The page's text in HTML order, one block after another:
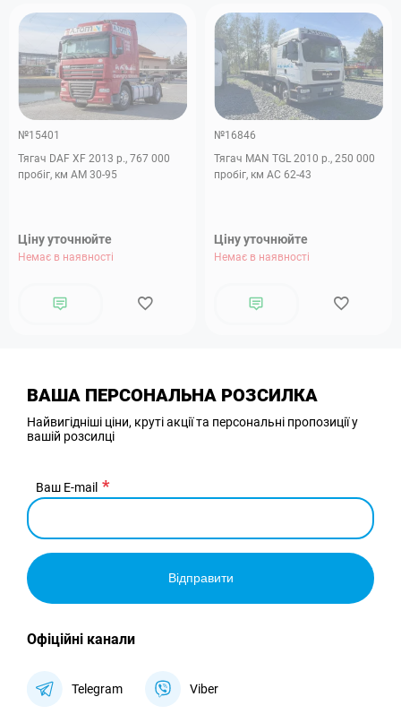
№15401
Тягач DAF XF 2013 р., 767 000
пробіг, км АМ 30-95
Ціну уточнюйте
Немає в наявності
№16846
Тягач MAN TGL 2010 р., 250 000
пробіг, км АC 62-43
Ціну уточнюйте
Немає в наявності
ВАША ПЕРСОНАЛЬНА РОЗСИЛКА
Найвигідніші ціни, круті акції та персональні пропозиції у
вашій розсилці
Ваш E-mail
Відправити
Офіційні канали
Telegram Viber